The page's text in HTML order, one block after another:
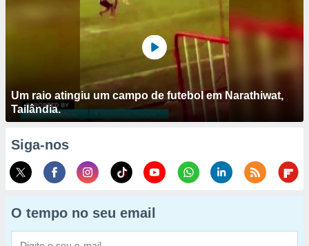
Um raio atingiu um campo de futebol em Narathiwat,
Tailândia.
Siga-nos
O tempo no seu email